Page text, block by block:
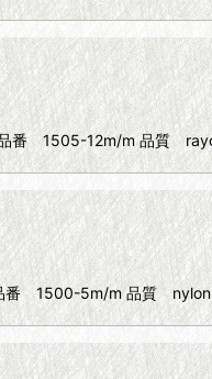
m 品番 1505-12m/m 品質
品番 1500-5m/m 品質